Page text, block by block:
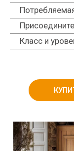
Класс и